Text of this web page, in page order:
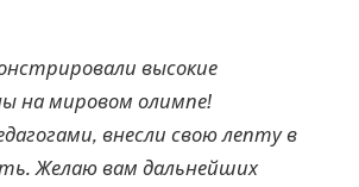
высокие
на мировом олимпе!
внесли свою лепту в
Желаю вам дальнейших